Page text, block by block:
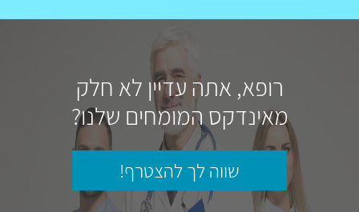
רופא, אתה עדיין לא חלק
מאינדקס המומחים שלנו?
שווה לך להצטרף!